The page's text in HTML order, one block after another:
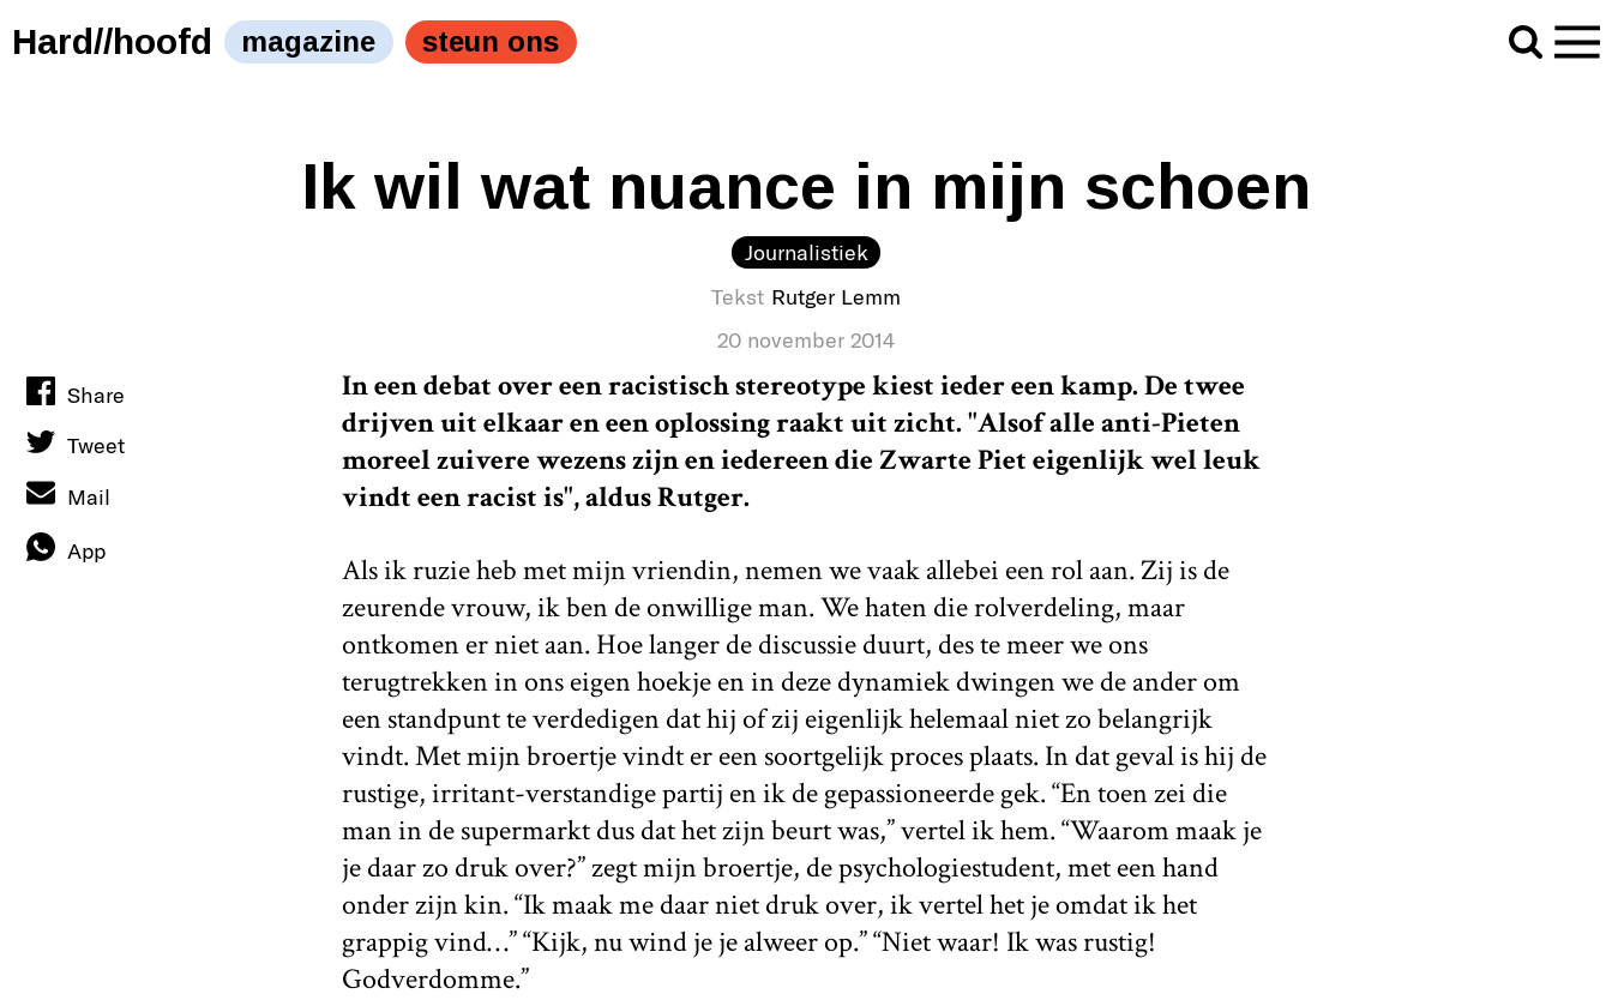
Hard//hoofd magazine steun ons
Ik wil wat nuance in mijn schoen
Journalistiek
Tekst Rutger Lemm
20 november 2014
In een debat over een racistisch stereotype kiest ieder een kamp. De twee
drijven uit elkaar en een oplossing raakt uit zicht. "Alsof alle anti-Pieten
moreel zuivere wezens zijn en iedereen die Zwarte Piet eigenlijk wel leuk
vindt een racist is", aldus Rutger.
Als ik ruzie heb met mijn vriendin, nemen we vaak allebei een rol aan. Zij is de
zeurende vrouw, ik ben de onwillige man. We haten die rolverdeling, maar
ontkomen er niet aan. Hoe langer de discussie duurt, des te meer we ons
terugtrekken in ons eigen hoekje en in deze dynamiek dwingen we de ander om
een standpunt te verdedigen dat hij of zij eigenlijk helemaal niet zo belangrijk
vindt. Met mijn broertje vindt er een soortgelijk proces plaats. In dat geval is hij de
rustige, irritant-verstandige partij en ik de gepassioneerde gek. “En toen zei die
man in de supermarkt dus dat het zijn beurt was,” vertel ik hem. “Waarom maak je
je daar zo druk over?” zegt mijn broertje, de psychologiestudent, met een hand
onder zijn kin. “Ik maak me daar niet druk over, ik vertel het je omdat ik het
grappig vind…” “Kijk, nu wind je je alweer op.” “Niet waar! Ik was rustig!
Godverdomme.”
Share
Tweet
Mail
App